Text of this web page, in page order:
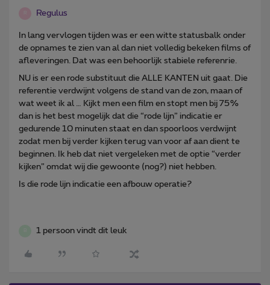
Regulus
In lang vervlogen tijden was er een witte statusbalk onder
de opnames te zien van al dan niet volledig bekeken films of
afleveringen. Dat was een behoorlijk stabiele referenrie.
NU is er een rode substituut die ALLE KANTEN uit gaat. Die
referentie verdwijnt volgens de stand van de zon, maan of
wat weet ik al … Kijkt men een film en stopt men bij 75%
dan is het best mogelijk dat die “rode lijn” indicatie er
gedurende 10 minuten staat en dan spoorloos verdwijnt
zodat men bij verder kijken terug van voor af aan dient te
beginnen. Ik heb dat niet vergeleken met de optie “verder
kijken” omdat wij die gewoonte (nog?) niet hebben.
Is die rode lijn indicatie een afbouw operatie?
1 persoon vindt dit leuk